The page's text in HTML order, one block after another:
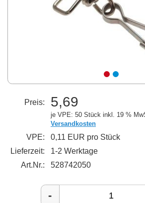
Preis: 5,69
je VPE: 50 Stück inkl. 19 %
Versandkosten
VPE:
0,11 EUR pro Stück
Lieferzeit:
1-2 Werktage
Art.Nr.:
528742050
-